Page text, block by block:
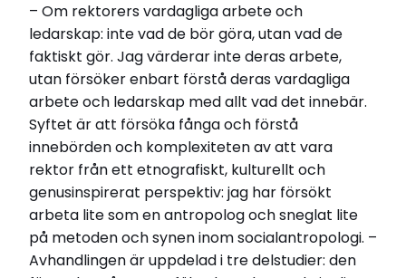
– Om rektorers vardagliga arbete och
ledarskap: inte vad de bör göra, utan vad de
faktiskt gör. Jag värderar inte deras arbete,
utan försöker enbart förstå deras vardagliga
arbete och ledarskap med allt vad det innebär.
Syftet är att försöka fånga och förstå
innebörden och komplexiteten av att vara
rektor från ett etnografiskt, kulturellt och
genusinspirerat perspektiv: jag har försökt
arbeta lite som en antropolog och sneglat lite
på metoden och synen inom socialantropologi. –
Avhandlingen är uppdelad i tre delstudier: den